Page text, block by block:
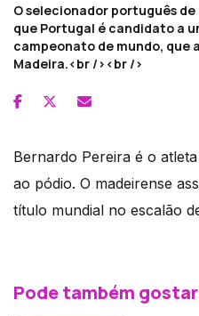
O selecionador português
que Portugal é candidato a
campeonato de mundo, que
Madeira.<br /><br />
Bernardo Pereira é o
ao pódio. O madeirense
título mundial no escalão
Pode também gostar